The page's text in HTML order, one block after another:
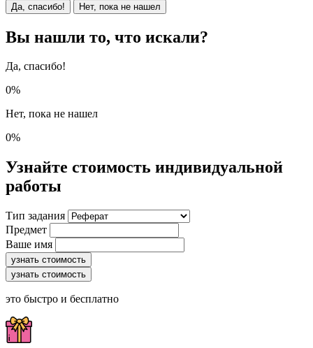
Да, спасибо! Нет, пока не нашел
Вы нашли то, что искали?
Да, спасибо!
0%
Нет, пока не нашел
0%
Узнайте стоимость индивидуальной
работы
Тип задания
Предмет
Ваше имя
узнать стоимость
узнать стоимость
это быстро и бесплатно